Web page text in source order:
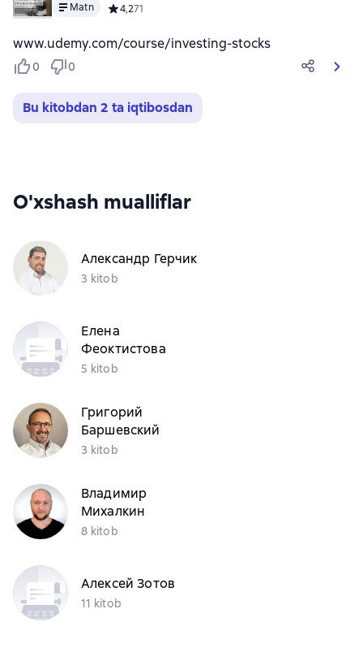
Matn Средний рейтинг 4,2 на основе 71 оценок
4,271
www.udemy.com/course/investing-stocks
0 0
Bu kitobdan 2 ta iqtibosdan
O'xshash mualliflar
Александр Герчик
3 kitob
Елена
Феоктистова
5 kitob
Григорий
Баршевский
3 kitob
Владимир
Михалкин
8 kitob
Алексей Зотов
11 kitob